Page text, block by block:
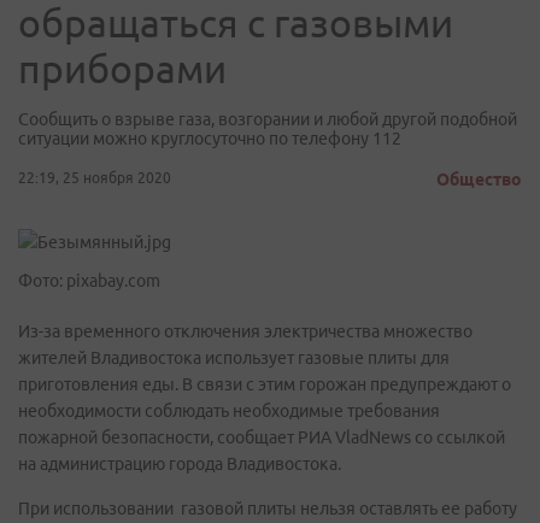
обращаться с газовыми
приборами
Сообщить о взрыве газа, возгорании и любой другой подобной
ситуации можно круглосуточно по телефону 112
22:19, 25 ноября 2020 Общество
Фото: pixabay.com
Из-за временного отключения электричества множество
жителей Владивостока использует газовые плиты для
приготовления еды. В связи с этим горожан предупреждают о
необходимости соблюдать необходимые требования
пожарной безопасности, сообщает РИА VladNews со ссылкой
на администрацию города Владивостока.
При использовании газовой плиты нельзя оставлять ее работу